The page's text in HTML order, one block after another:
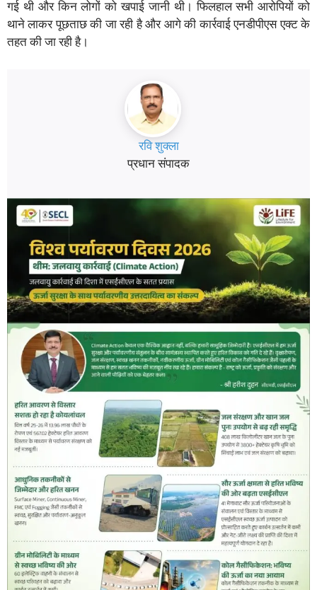
गई थी और किन लोगों को खपाई जानी थी। फिलहाल सभी आरोपियों को
थाने लाकर पूछताछ की जा रही है और आगे की कार्रवाई एनडीपीएस एक्ट के
तहत की जा रही है।
रवि शुक्ला
प्रधान संपादक